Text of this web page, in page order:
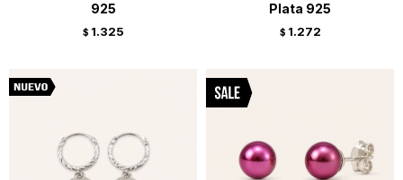
925
$ 1.325
Plata 925
$ 1.272